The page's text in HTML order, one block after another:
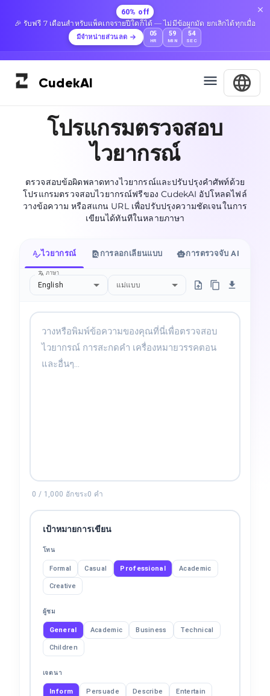
60% off
🎉 รับฟรี 7 เดือนสำหรับแพ็คเกจรายปีใดก็ได้ — ไม่มีข้อผูกมัด ยกเลิกได้ทุกเมื่อ
มีจำหน่ายส่วนลด 05
HR
59
MIN
53
SEC
CudekAI
โปรแกรมตรวจสอบ
ไวยากรณ์
ตรวจสอบข้อผิดพลาดทางไวยากรณ์และปรับปรุงคำศัพท์ด้วย
โปรแกรมตรวจสอบไวยากรณ์ฟรีของ CudekAI อัปโหลดไฟล์
วางข้อความ หรือสแกน URL เพื่อปรับปรุงความชัดเจนในการ
เขียนได้ทันทีในหลายภาษา
ไวยากรณ์ การลอกเลียนแบบ การตรวจจับ AI
ภาษา
English แม่แบบ
0 / 1,000 อักขระ0 คำ
เป้าหมายการเขียน
โทน
Formal Casual Professional Academic
Creative
ผู้ชม
General Academic Business Technical
Children
เจตนา
Inform Persuade Describe Entertain